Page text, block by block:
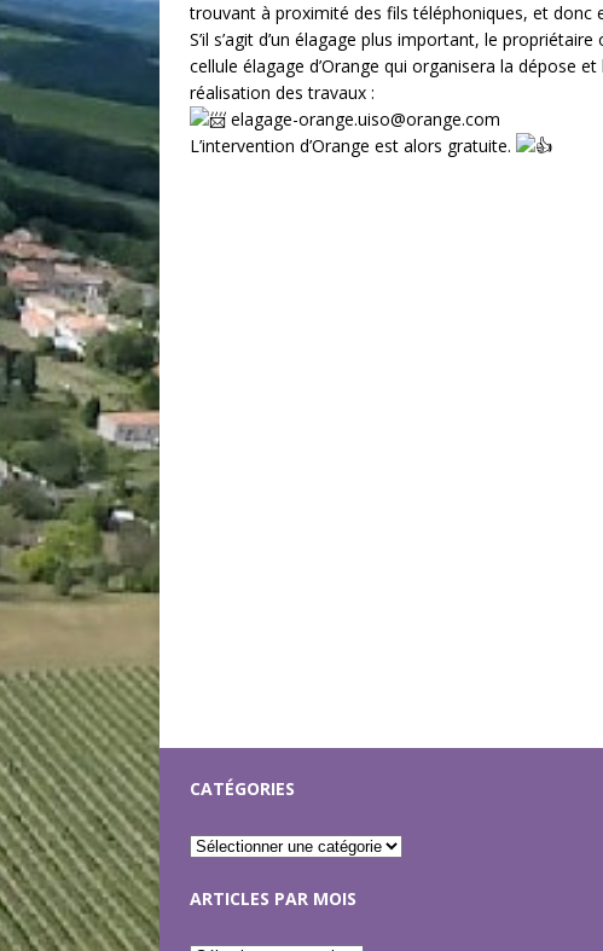
trouvant à proximité des fils téléphoniques, et donc
S’il s’agit d’un élagage plus important, le
cellule élagage d’Orange qui organisera la dépose
réalisation des travaux :
elagage-orange.uiso@orange.com
L’intervention d’Orange est alors gratuite.
CATÉGORIES
ARTICLES PAR MOIS